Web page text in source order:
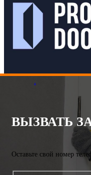
.
ВЫЗВАТЬ
Оставьте свой номер